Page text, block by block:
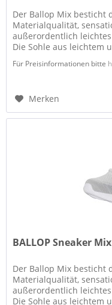
Der Ballop Mix besticht
Materialqualität,
außerordentlich
Die Sohle aus leichtem
Für Preisinformationen bitte
Merken
BALLOP Sneaker
Der Ballop Mix besticht
Materialqualität,
außerordentlich
Die Sohle aus leichtem